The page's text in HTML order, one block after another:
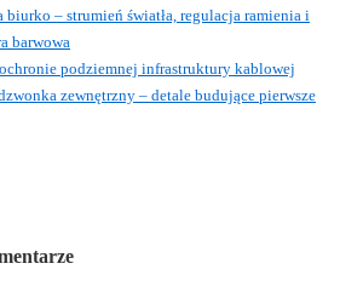
biurko – strumień światła, regulacja ramienia i
barwowa
podziemnej infrastruktury kablowej
zewnętrzny – detale budujące pierwsze